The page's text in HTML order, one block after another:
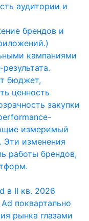
аудитории и
брендов и
кампаниями
бюджет,
ценность
закупки
измеримый
Эти изменения
работы брендов,
в II кв. 2026
поквартально
рынка глазами